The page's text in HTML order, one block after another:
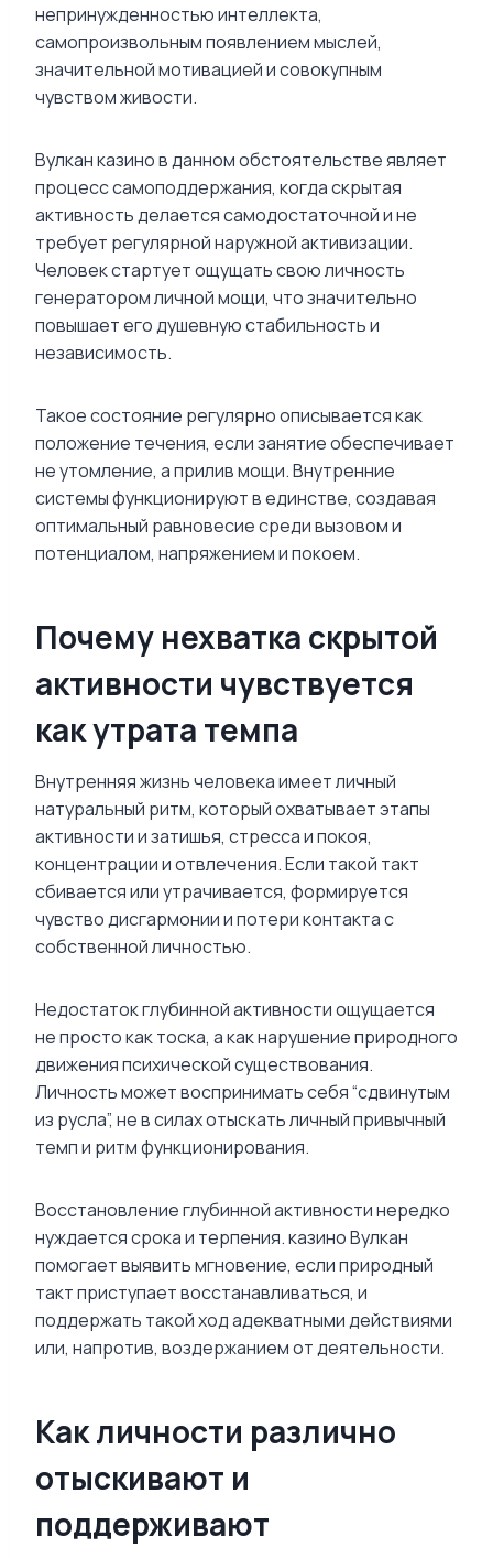
непринужденностью интеллекта,
самопроизвольным появлением мыслей,
значительной мотивацией и совокупным
чувством живости.
Вулкан казино в данном обстоятельстве являет
процесс самоподдержания, когда скрытая
активность делается самодостаточной и не
требует регулярной наружной активизации.
Человек стартует ощущать свою личность
генератором личной мощи, что значительно
повышает его душевную стабильность и
независимость.
Такое состояние регулярно описывается как
положение течения, если занятие обеспечивает
не утомление, а прилив мощи. Внутренние
системы функционируют в единстве, создавая
оптимальный равновесие среди вызовом и
потенциалом, напряжением и покоем.
Почему нехватка скрытой
активности чувствуется
как утрата темпа
Внутренняя жизнь человека имеет личный
натуральный ритм, который охватывает этапы
активности и затишья, стресса и покоя,
концентрации и отвлечения. Если такой такт
сбивается или утрачивается, формируется
чувство дисгармонии и потери контакта с
собственной личностью.
Недостаток глубинной активности ощущается
не просто как тоска, а как нарушение природного
движения психической существования.
Личность может воспринимать себя “сдвинутым
из русла”, не в силах отыскать личный привычный
темп и ритм функционирования.
Восстановление глубинной активности нередко
нуждается срока и терпения. казино Вулкан
помогает выявить мгновение, если природный
такт приступает восстанавливаться, и
поддержать такой ход адекватными действиями
или, напротив, воздержанием от деятельности.
Как личности различно
отыскивают и
поддерживают